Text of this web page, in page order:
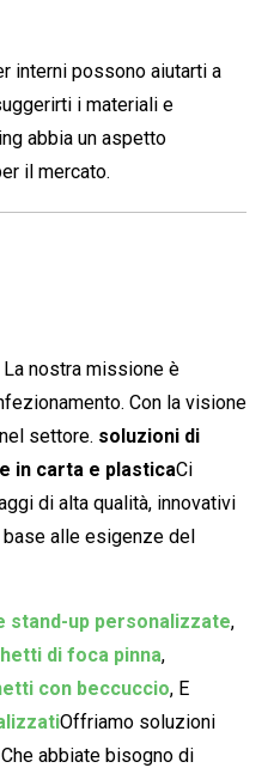
interni possono aiutarti a
i materiali e
abbia un aspetto
il mercato.
La nostra missione è
Con la visione
settore. soluzioni di
in carta e plasticaCi
di alta qualità, innovativi
alle esigenze del
stand-up personalizzate,
di foca pinna,
con beccuccio, E
Offriamo soluzioni
abbiate bisogno di